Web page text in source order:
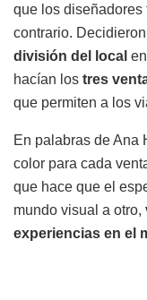
que los diseñadores
contrario.
división del local
hacían los tres
que permiten a los
En palabras de Ana
color para cada
que hace que el
mundo visual a otro,
experiencias en el